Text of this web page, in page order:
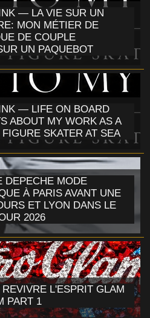
— LA VIE SUR UN
MON MÉTIER DE
DE COUPLE
UN PAQUEBOT
— LIFE ON BOARD
ABOUT MY WORK AS A
SKATER AT SEA
DEPECHE MODE
À PARIS AVANT UNE
ET LYON DANS LE
2026
L'ESPRIT GLAM
PART 1